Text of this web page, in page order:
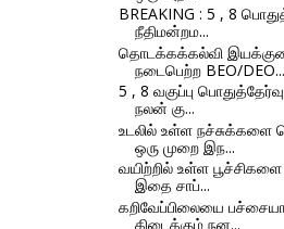
BREAKING : 5 , 8
நீதிமன்றம...
தொடக்கக்கல்வி
நடைபெற்ற BEO/DEO...
5 , 8 வகுப்பு
நலன் கு...
உடலில் உள்ள நச்சுக்களை
ஒரு முறை இந...
வயிற்றில் உள்ள பூச்சிகளை
இதை சாப்...
கறிவேப்பிலையை
கிடைக்கும் நன...